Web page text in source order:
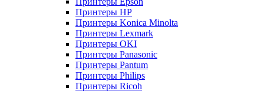
Принтеры HP
Принтеры Konica Minolta
Принтеры Lexmark
Принтеры OKI
Принтеры Panasonic
Принтеры Pantum
Принтеры Philips
Принтеры Ricoh